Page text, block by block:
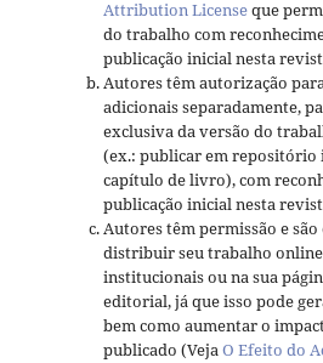
Attribution Licenseque
do trabalho com
publicação inicial nesta
Autores têm autorização
adicionais separadamente,
exclusiva da versão do
(ex.: publicar em repositório
capítulo de livro), com
publicação inicial nesta
Autores têm permissão e
distribuir seu trabalho
institucionais ou na sua
editorial, já que isso pode
bem como aumentar o
publicado (VejaO Efeito do